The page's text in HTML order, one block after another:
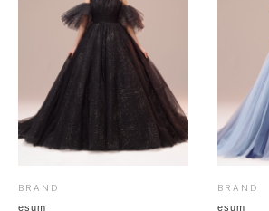
BRAND
esum
BRAND
esum